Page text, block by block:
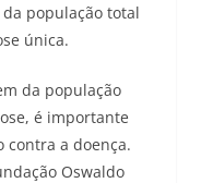
população total
única.
da população
é importante
contra a doença.
Oswaldo